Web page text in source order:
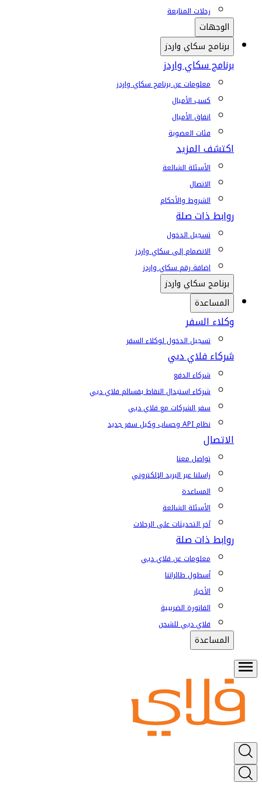
رحلات المتابعة
الوجهات
برنامج سكاي واردز
برنامج سكاي واردز
معلومات عن برنامج سكاي واردز
كسب الأميال
إنفاق الأميال
فئات العضوية
اكتشف المزيد
الأسئلة الشائعة
الاتصال
الشروط والأحكام
روابط ذات صلة
تسجيل الدخول
الانضمام إلى سكاي واردز
إضافة رقم سكاي واردز
برنامج سكاي واردز
المساعدة
وكلاء السفر
تسجيل الدخول لوكلاء السفر
شركاء فلاي دبي
شركاء الدفع
شركاء استبدال النقاط بقسائم فلاي دبي
سفر الشركات مع فلاي دبي
نظام API وحساب وكيل سفر جديد
الاتصال
تواصل معنا
راسلنا عبر البريد الإلكتروني
المساعدة
الأسئلة الشائعة
آخر التحديثات على الرحلات
روابط ذات صلة
معلومات عن فلاي دبي
أسطول طائراتنا
الأخبار
الفاتورة الضريبية
فلاي دبي للشحن
المساعدة